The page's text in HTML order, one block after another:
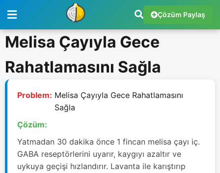
Çözüm Paylaş
Melisa Çayıyla Gece
Rahatlamasını Sağla
Problem: Melisa Çayıyla Gece Rahatlamasını
Sağla
Çözüm:
Yatmadan 30 dakika önce 1 fincan melisa çayı iç.
GABA reseptörlerini uyarır, kaygıyı azaltır ve
uykuya geçişi hızlandırır. Lavanta ile karıştırıp